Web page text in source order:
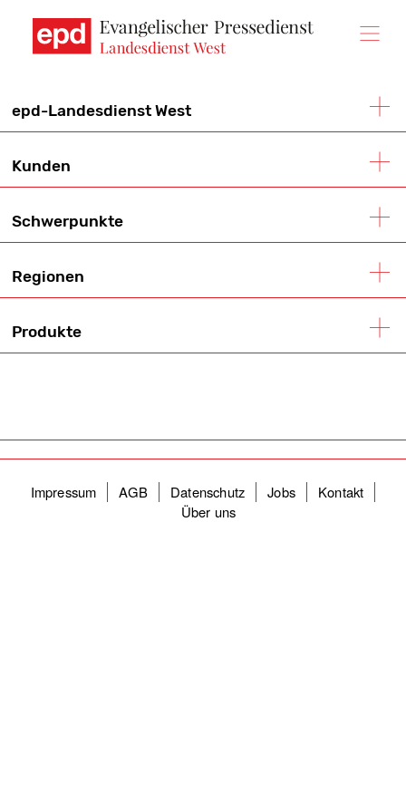
zum
Inhalt
epd-Landesdienst West
Kunden
Schwerpunkte
Regionen
Produkte
Impressum AGB Datenschutz Jobs
Kontakt
Über uns